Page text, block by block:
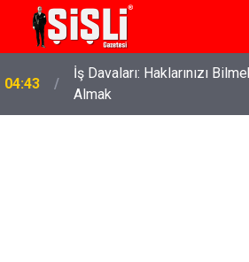
04:43
İş Davaları: Haklarınızı
Almak
22:37
Özlem Drahyalı Kimdir,